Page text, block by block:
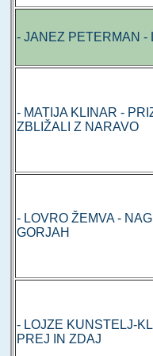
- JANEZ PETERMAN -
- MATIJA KLINAR -
ZBLIŽALI Z NARAVO
- LOVRO ŽEMVA -
GORJAH
- LOJZE KUNSTELJ-
PREJ IN ZDAJ